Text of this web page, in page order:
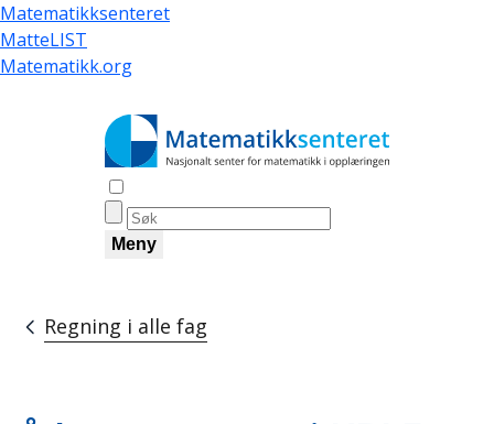
Skip
to
main
Matematikksenteret
MatteLIST
Matematikk.org
Meny
Breadcrumb
Regning i alle fag